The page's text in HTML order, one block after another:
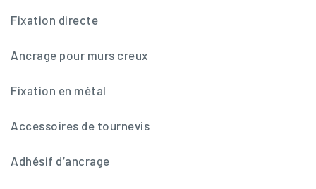
Fixation directe
Ancrage pour murs creux
Fixation en métal
Accessoires de tournevis
Adhésif d’ancrage